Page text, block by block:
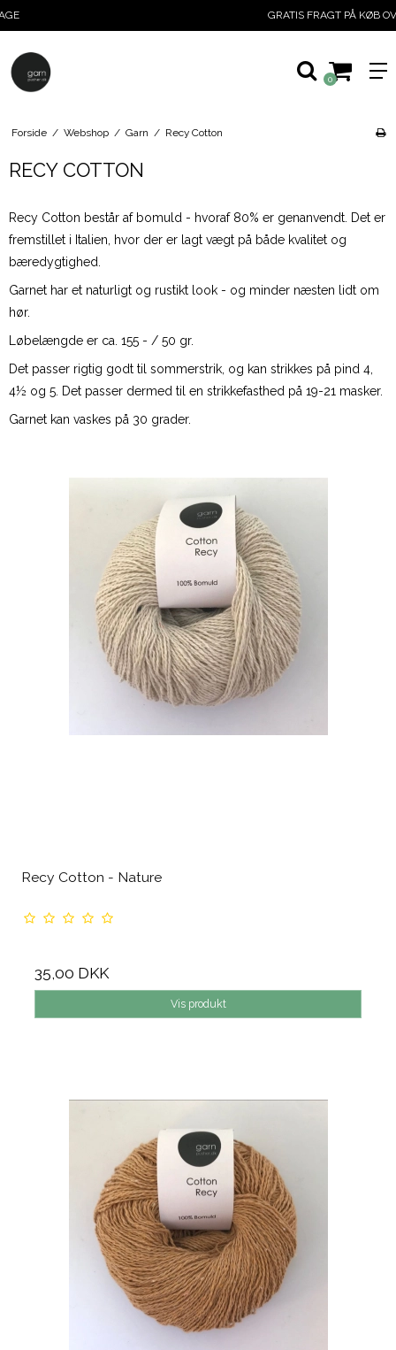
GRATIS FRAGT PÅ KØB OVER 499,-
0
Forside / Webshop / Garn / Recy Cotton
RECY COTTON
Recy Cotton består af bomuld - hvoraf 80% er genanvendt. Det er
fremstillet i Italien, hvor der er lagt vægt på både kvalitet og
bæredygtighed.
Garnet har et naturligt og rustikt look - og minder næsten lidt om
hør.
Løbelængde er ca. 155 - / 50 gr.
Det passer rigtig godt til sommerstrik, og kan strikkes på pind 4,
4½ og 5. Det passer dermed til en strikkefasthed på 19-21 masker.
Garnet kan vaskes på 30 grader.
Recy Cotton - Nature
35,00 DKK
Vis produkt